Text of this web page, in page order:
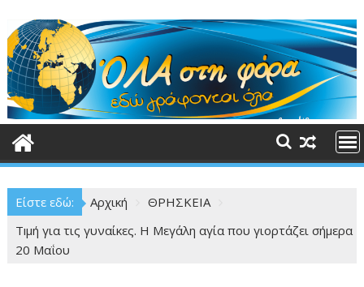
στο
περιεχόμενο
Είστε εδώ: Αρχική
ΘΡΗΣΚΕΙΑ
Τıμή για τις γυναίκες. Η Μεγάλη αγία που γιορτάζει σήμερα
20 Μαΐου